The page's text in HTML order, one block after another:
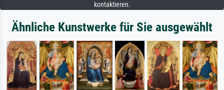
kontaktieren.
Ähnliche Kunstwerke für Sie ausgewählt